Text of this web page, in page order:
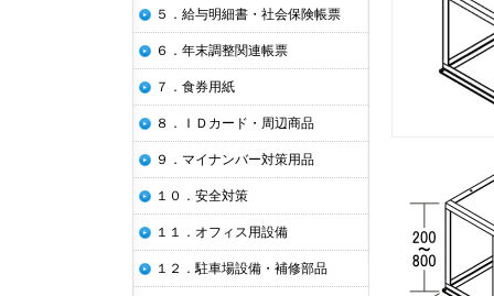
５．給与明細書・社会保険帳票
６．年末調整関連帳票
７．食券用紙
８．ＩＤカード・周辺商品
９．マイナンバー対策用品
１０．安全対策
１１．オフィス用設備
１２．駐車場設備・補修部品